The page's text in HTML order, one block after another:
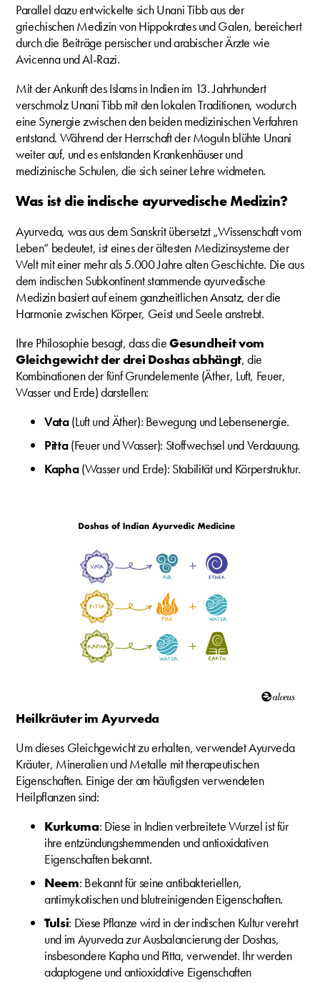
Parallel dazu entwickelte sich Unani Tibb aus der
griechischen Medizin von Hippokrates und Galen, bereichert
durch die Beiträge persischer und arabischer Ärzte wie
Avicenna und Al-Razi.
Mit der Ankunft des Islams in Indien im 13. Jahrhundert
verschmolz Unani Tibb mit den lokalen Traditionen, wodurch
eine Synergie zwischen den beiden medizinischen Verfahren
entstand. Während der Herrschaft der Moguln blühte Unani
weiter auf, und es entstanden Krankenhäuser und
medizinische Schulen, die sich seiner Lehre widmeten.
Was ist die indische ayurvedische Medizin?
Ayurveda, was aus dem Sanskrit übersetzt „Wissenschaft vom
Leben“ bedeutet, ist eines der ältesten Medizinsysteme der
Welt mit einer mehr als 5.000 Jahre alten Geschichte. Die aus
dem indischen Subkontinent stammende ayurvedische
Medizin basiert auf einem ganzheitlichen Ansatz, der die
Harmonie zwischen Körper, Geist und Seele anstrebt.
Ihre Philosophie besagt, dass dieGesundheit vom
Gleichgewicht der drei Doshas abhängt, die
Kombinationen der fünf Grundelemente (Äther, Luft, Feuer,
Wasser und Erde) darstellen:
Vata(Luft und Äther): Bewegung und Lebensenergie.
Pitta(Feuer und Wasser): Stoffwechsel und Verdauung.
Kapha(Wasser und Erde): Stabilität und Körperstruktur.
Heilkräuter im Ayurveda
Um dieses Gleichgewicht zu erhalten, verwendet Ayurveda
Kräuter, Mineralien und Metalle mit therapeutischen
Eigenschaften. Einige der am häufigsten verwendeten
Heilpflanzen sind:
Kurkuma: Diese in Indien verbreitete Wurzel ist für
ihre entzündungshemmenden und antioxidativen
Eigenschaften bekannt.
Neem: Bekannt für seine antibakteriellen,
antimykotischen und blutreinigenden Eigenschaften.
Tulsi: Diese Pflanze wird in der indischen Kultur verehrt
und im Ayurveda zur Ausbalancierung der Doshas,
insbesondere Kapha und Pitta, verwendet. Ihr werden
adaptogene und antioxidative Eigenschaften